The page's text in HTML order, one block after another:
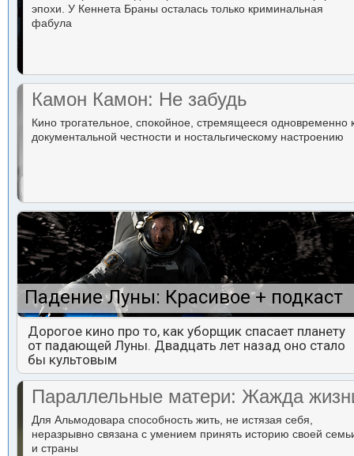
эпохи. У Кеннета Браны осталась только криминальная
фабула
Камон Камон: Не забудь
Кино трогательное, спокойное, стремящееся одновременно
документальной честности и ностальгическому настроению
Падение Луны: Красивое + подкаст
Дорогое кино про то, как уборщик спасает планету
от падающей Луны. Двадцать лет назад оно стало
бы культовым
Параллельные матери: Жажда
Для Альмодовара способность жить, не истязая себя,
неразрывно связана с умением принять историю своей
и страны